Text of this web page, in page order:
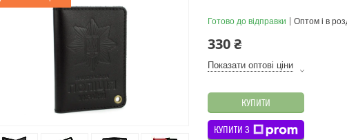
Готово до відправки Оптом і в
330 ₴
Показати оптові ціни
КУПИТИ
КУПИТИ З